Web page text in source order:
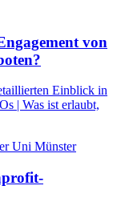
von
Einblick in
| Was ist erlaubt,